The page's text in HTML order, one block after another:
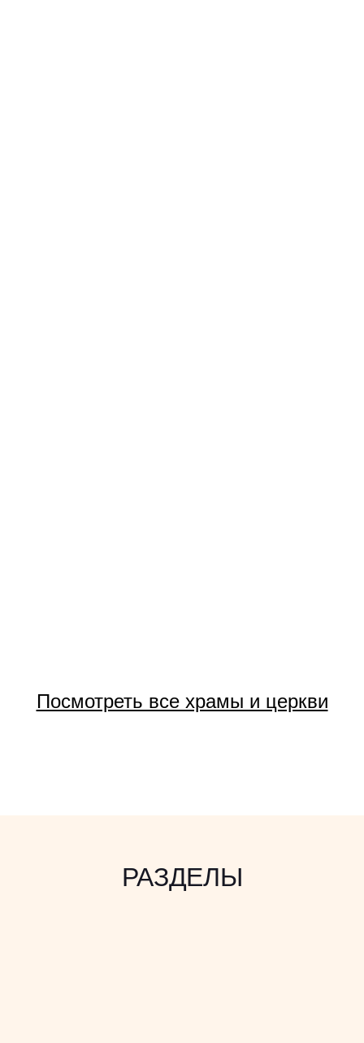
Посмотреть все храмы и церкви
РАЗДЕЛЫ